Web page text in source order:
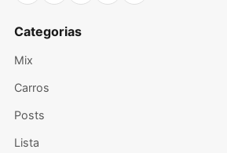
Categorias
Mix
Carros
Posts
Lista